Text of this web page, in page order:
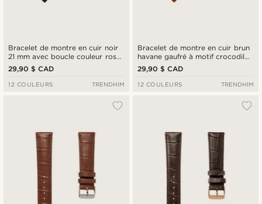
Bracelet de montre en cuir noir
21 mm avec boucle couleur rose
- Système de fixation rapide
29,90 $ CAD
12 COULEURS TRENDHIM
Bracelet de montre en cuir brun
havane gaufré à motif crocodile
24 mm avec boucle rose gold -
Attache rapide
29,90 $ CAD
12 COULEURS TRENDHIM